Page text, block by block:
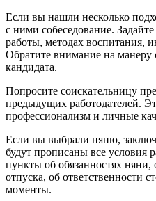
Если вы нашли несколько
с ними собеседование.
работы, методах воспитания,
Обратите внимание на
кандидата.
Попросите соискательницу
предыдущих работодателей.
профессионализм и личные
Если вы выбрали няню,
будут прописаны все условия
пункты об обязанностях няни,
отпуска, об ответственности
моменты.